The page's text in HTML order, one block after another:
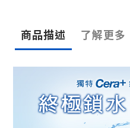
商品描述 了解更多